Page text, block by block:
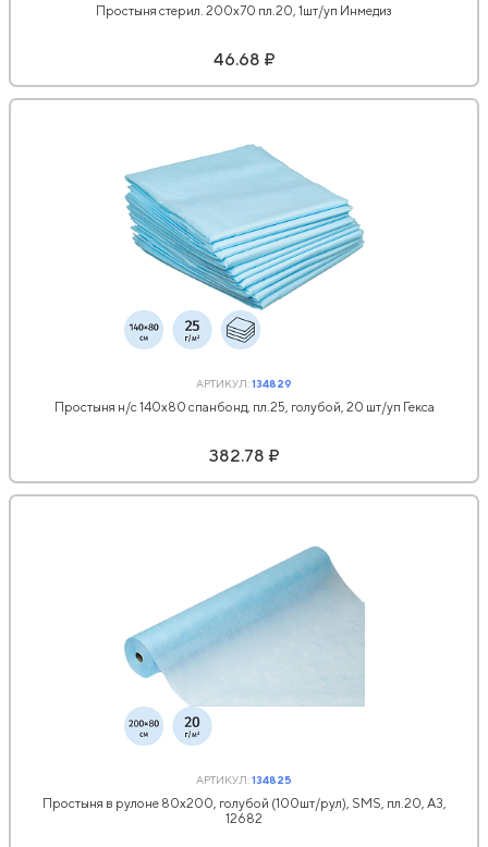
Простыня стерил. 200x70 пл.20, 1шт/уп Инмедиз
46.68 ₽
АРТИКУЛ:134829
Простыня н/с 140х80 спанбонд, пл.25, голубой, 20 шт/уп Гекса
382.78 ₽
АРТИКУЛ:134825
Простыня в рулоне 80х200, голубой (100шт/рул), SMS, пл.20, А3,
12682